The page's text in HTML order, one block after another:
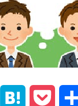
Email Hatena